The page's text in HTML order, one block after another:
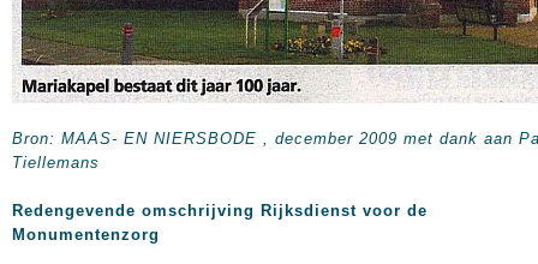
Bron: MAAS- EN NIERSBODE , december 2009 met dank aan
Tiellemans
Redengevende omschrijving Rijksdienst voor de
Monumentenzorg